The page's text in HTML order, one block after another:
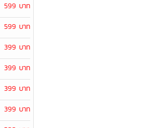
599 บาท
599 บาท
399 บาท
399 บาท
399 บาท
399 บาท